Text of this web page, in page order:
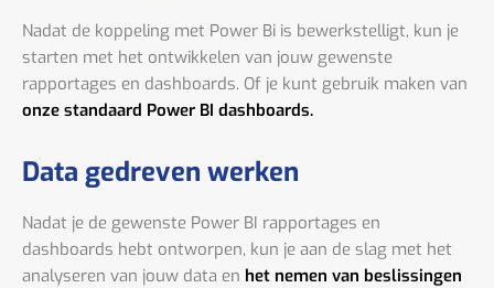
Nadat de koppeling met Power Bi is bewerkstelligt, kun je
starten met het ontwikkelen van jouw gewenste
rapportages en dashboards. Of je kunt gebruik maken van
onze standaard Power BI dashboards.
Data gedreven werken
Nadat je de gewenste Power BI rapportages en
dashboards hebt ontworpen, kun je aan de slag met het
analyseren van jouw data en het nemen van beslissingen